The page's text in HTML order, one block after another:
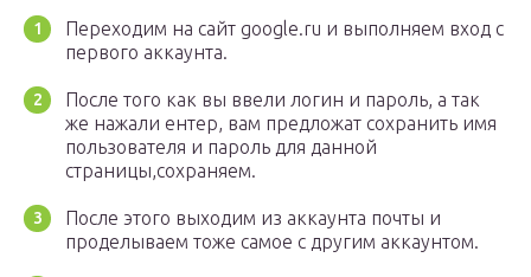
Переходим на сайт google.ru и выполняем вход с
первого аккаунта.
После того как вы ввели логин и пароль, а так
же нажали ентер, вам предложат сохранить имя
пользователя и пароль для данной
страницы,сохраняем.
После этого выходим из аккаунта почты и
проделываем тоже самое с другим аккаунтом.